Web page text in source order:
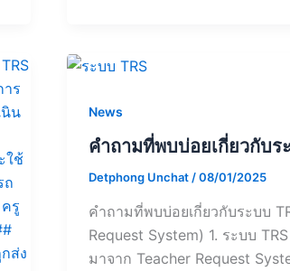
News
คำถามที่พบบ่อยเกี่ยวกับร
Detphong Unchat /08/01/2025
คำถามที่พบบ่อยเกี่ยวกับระบบ
Request System) 1. ระบบ
มาจาก Teacher Request